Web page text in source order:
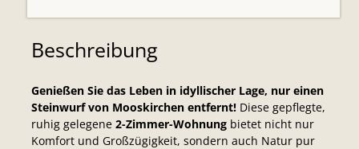
Beschreibung
Genießen Sie das Leben in idyllischer Lage, nur einen
Steinwurf von Mooskirchen entfernt!Diese gepflegte,
ruhig gelegene 2-Zimmer-Wohnungbietet nicht nur
Komfort und Großzügigkeit, sondern auch Natur pur